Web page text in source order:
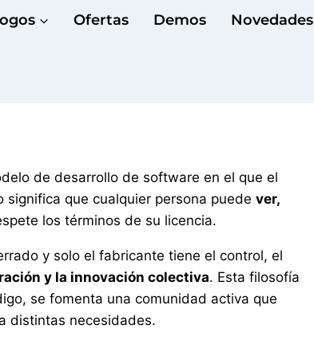
Ofertas Demos Novedades
de desarrollo de software en el que el
significa que cualquier persona puede ver,
los términos de su licencia.
y solo el fabricante tiene el control, el
y la innovación colectiva. Esta filosofía
se fomenta una comunidad activa que
distintas necesidades.